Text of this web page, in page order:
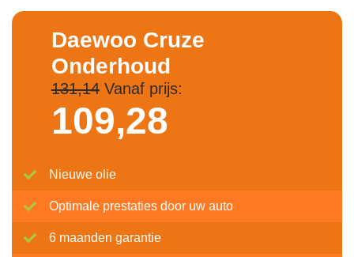
Daewoo Cruze
Onderhoud
131,14Vanaf prijs:
109,28
Nieuwe olie
Optimale prestaties door uw auto
6 maanden garantie